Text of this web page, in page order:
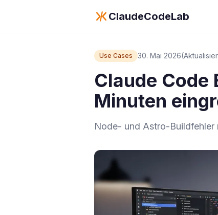
ClaudeCodeLab
Use Cases 30. Mai 2026
Claude Code
Minuten
Node- und Astro-Buildfehler